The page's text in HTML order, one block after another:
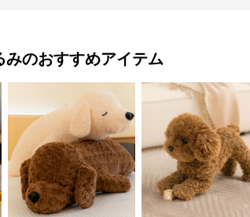
みのおすすめアイテム